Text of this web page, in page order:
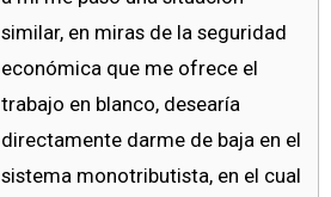
similar, en miras de la seguridad
económica que me ofrece el
trabajo en blanco, desearía
directamente darme de baja en el
sistema monotributista, en el cual